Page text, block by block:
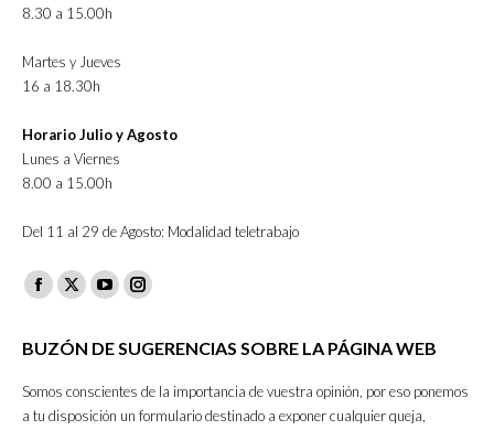
8.30 a 15.00h
Martes y Jueves
16 a 18.30h
Horario Julio y Agosto
Lunes a Viernes
8.00 a 15.00h
Del 11 al 29 de Agosto: Modalidad teletrabajo
Facebook
opens
new
X
opens
new
YouTube
opens
new
Instagram
opens
in
new
BUZÓN DE SUGERENCIAS SOBRE LA PÁGINA WEB
Somos conscientes de la importancia de vuestra opinión, por eso ponemos
a tu disposición un formulario destinado a exponer cualquier queja,